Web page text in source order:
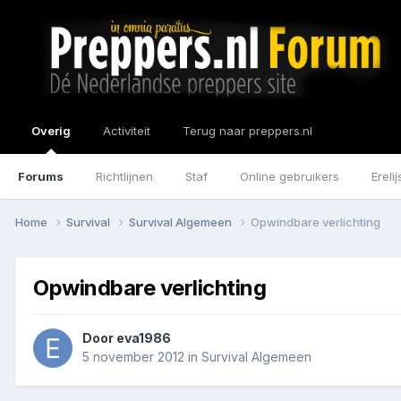
Overig
Forums Richtlijnen Staf Online gebruikers
Activiteit Terug naar preppers.nl
Home Survival Survival Algemeen Opwindbare verlichting
Opwindbare verlichting
Door eva1986
5 november 2012 in Survival Algemeen